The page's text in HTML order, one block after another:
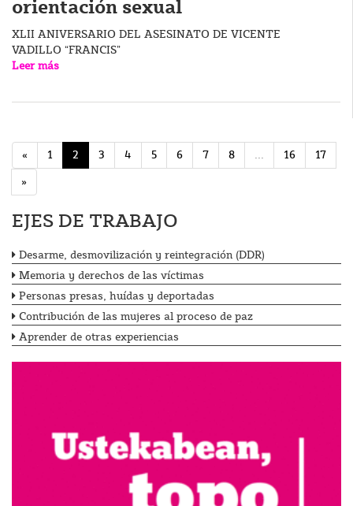
orientación sexual
XLII ANIVERSARIO DEL ASESINATO DE VICENTE
VADILLO “FRANCIS”
Leer más
« 1 2 3 4 5 6 7 8 ... 16
17
»
EJES DE TRABAJO
Desarme, desmovilización y reintegración (DDR)
Memoria y derechos de las víctimas
Personas presas, huídas y deportadas
Contribución de las mujeres al proceso de paz
Aprender de otras experiencias